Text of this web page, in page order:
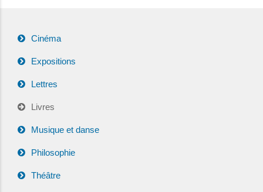
Cinéma
Expositions
Lettres
Livres
Musique et danse
Philosophie
Théâtre